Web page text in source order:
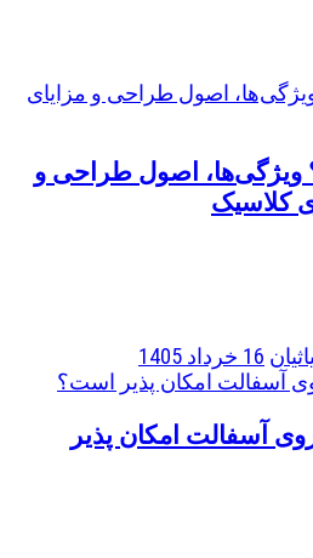
اصول طراحی و
کلاسیک
16 خرداد 1405
آسفالت امکان پذیر